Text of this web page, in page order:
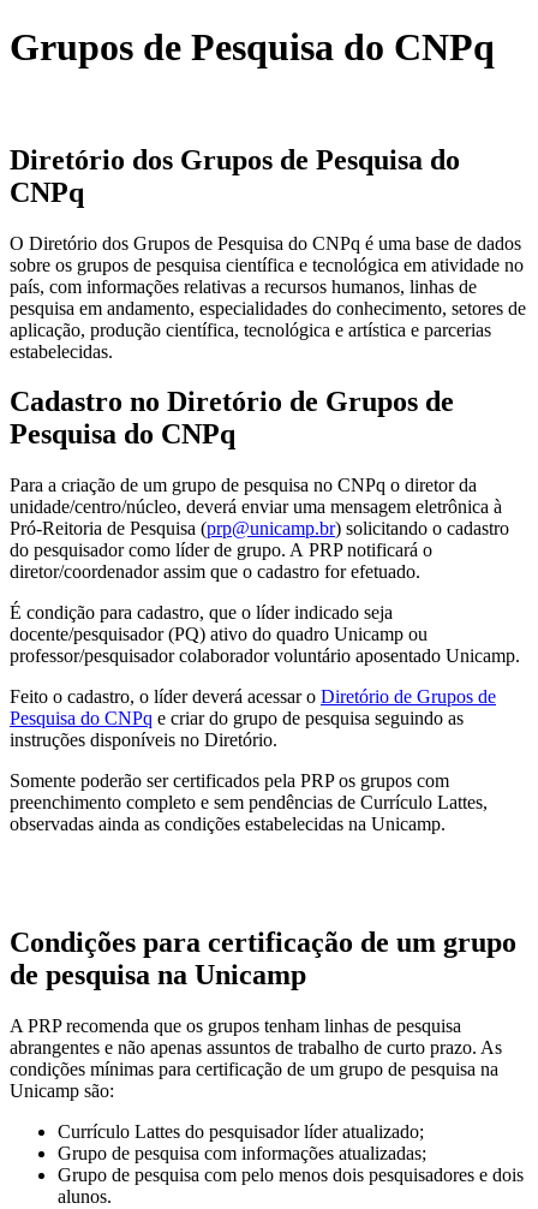
Grupos de Pesquisa do CNPq
Diretório dos Grupos de Pesquisa do
CNPq
O Diretório dos Grupos de Pesquisa do CNPq é uma base de dados
sobre os grupos de pesquisa científica e tecnológica em atividade no
país, com informações relativas a recursos humanos, linhas de
pesquisa em andamento, especialidades do conhecimento, setores de
aplicação, produção científica, tecnológica e artística e parcerias
estabelecidas.
Cadastro no Diretório de Grupos de
Pesquisa do CNPq
Para a criação de um grupo de pesquisa no CNPq o diretor da
unidade/centro/núcleo, deverá enviar uma mensagem eletrônica à
Pró-Reitoria de Pesquisa (prp@unicamp.br) solicitando o cadastro
do pesquisador como líder de grupo. A PRP notificará o
diretor/coordenador assim que o cadastro for efetuado.
É condição para cadastro, que o líder indicado seja
docente/pesquisador (PQ) ativo do quadro Unicamp ou
professor/pesquisador colaborador voluntário aposentado Unicamp.
Feito o cadastro, o líder deverá acessar o Diretório de Grupos de
Pesquisa do CNPq e criar do grupo de pesquisa seguindo as
instruções disponíveis no Diretório.
Somente poderão ser certificados pela PRP os grupos com
preenchimento completo e sem pendências de Currículo Lattes,
observadas ainda as condições estabelecidas na Unicamp.
Condições para certificação de um grupo
de pesquisa na Unicamp
A PRP recomenda que os grupos tenham linhas de pesquisa
abrangentes e não apenas assuntos de trabalho de curto prazo. As
condições mínimas para certificação de um grupo de pesquisa na
Unicamp são:
Currículo Lattes do pesquisador líder atualizado;
Grupo de pesquisa com informações atualizadas;
Grupo de pesquisa com pelo menos dois pesquisadores e dois
alunos.